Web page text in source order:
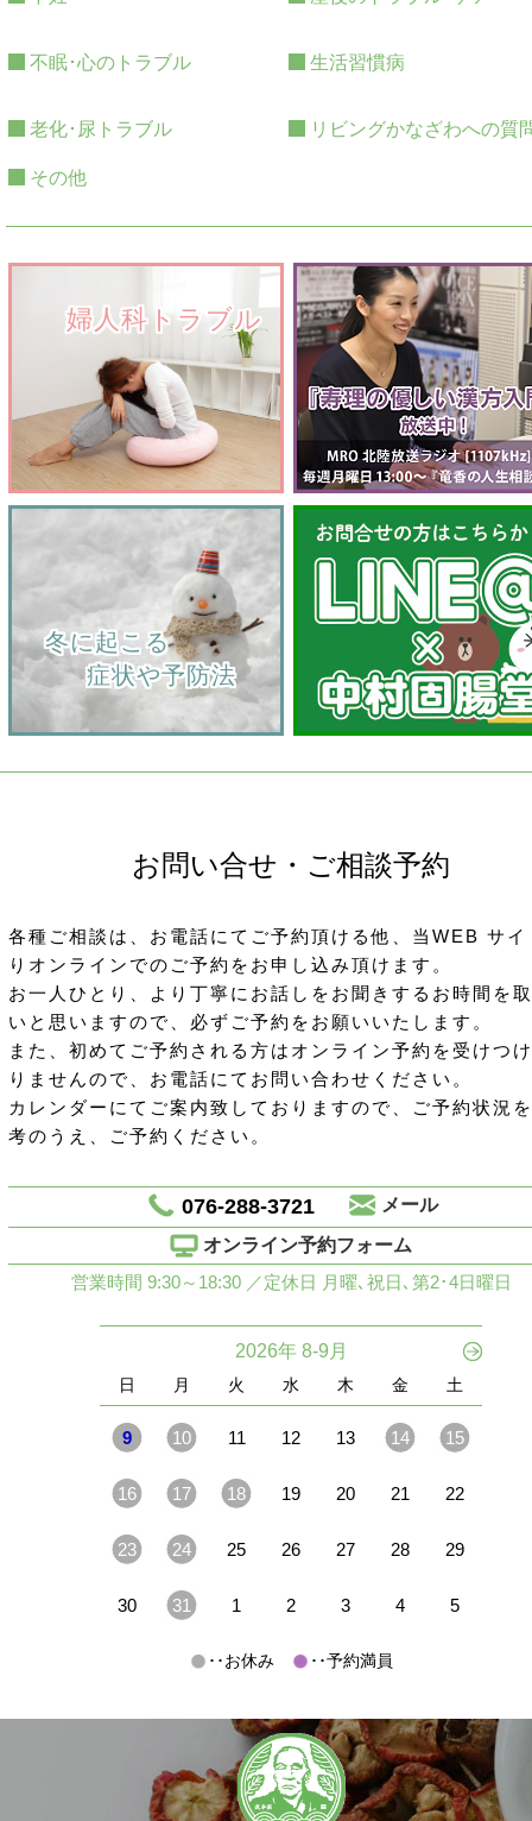
不眠･心のトラブル 生活習慣病
老化･尿トラブル リビングかなざわへの質
その他
婦人科トラブル
    冬に起こる
         症状や予防法
お問い合せ・ご相談予約
各種ご相談は、お電話にてご予約頂ける他、当WEB サイ
りオンラインでのご予約をお申し込み頂けます。
お一人ひとり、より丁寧にお話しをお聞きするお時間を
いと思いますので、必ずご予約をお願いいたします。
また、初めてご予約される方はオンライン予約を受けつ
りませんので、お電話にてお問い合わせください。
カレンダーにてご案内致しておりますので、ご予約状況
考のうえ、ご予約ください。
076-288-3721
メール
オンライン予約フォーム
営業時間 9:30～18:30 ／定休日 月曜､祝日､第2･4日曜日
2026年 8-9月
日 月 火 水 木 金 土
9 10 11 12 13 14 15
16 17 18 19 20 21 22
23 24 25 26 27 28 29
30 31 1 2 3 4 5
･･お休み ･･予約満員